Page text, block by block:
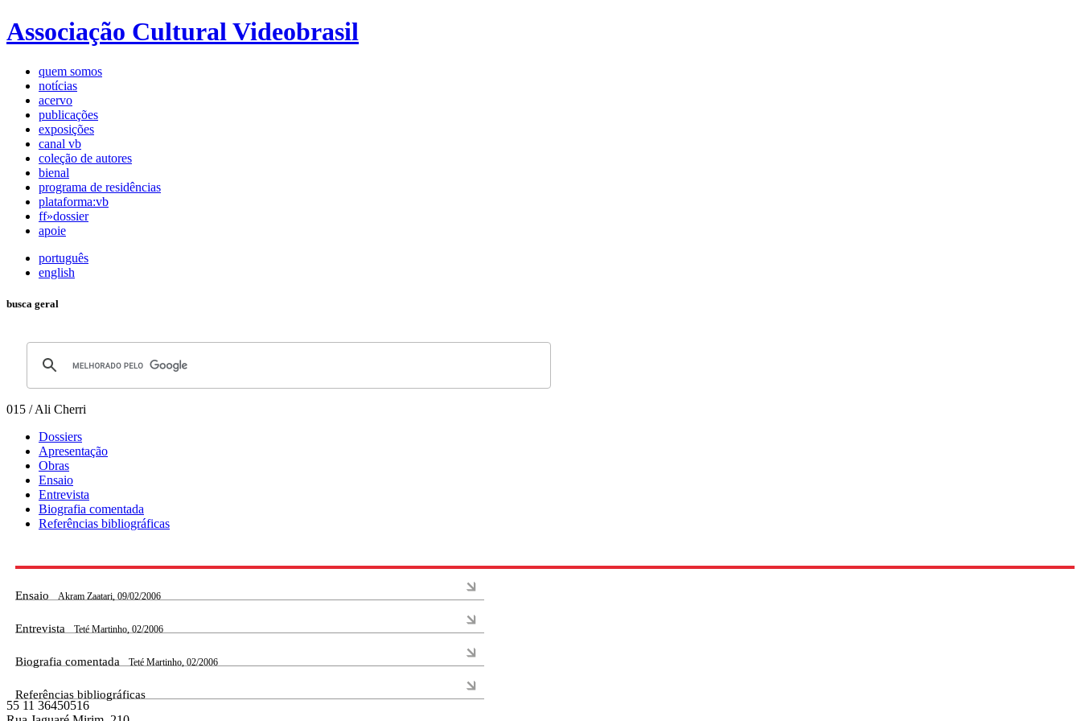
Associação Cultural Videobrasil
quem somos
notícias
acervo
publicações
exposições
canal vb
coleção de autores
bienal
programa de residências
plataforma:vb
ff»dossier
apoie
português
english
busca geral
015 / Ali Cherri
Dossiers
Apresentação
Obras
Ensaio
Entrevista
Biografia comentada
Referências bibliográficas
Ensaio Akram Zaatari, 09/02/2006
Entrevista Teté Martinho, 02/2006
Biografia comentada Teté Martinho, 02/2006
Referências bibliográficas
55 11 36450516